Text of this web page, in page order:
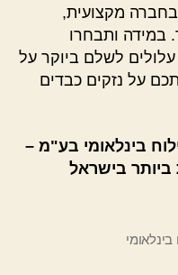
מקצועית,
במידה ותבחרו
לשלם ביוקר על
על נזקים כבדים
בינלאומי בע"מ –
ביותר בישראל
בינלאומי